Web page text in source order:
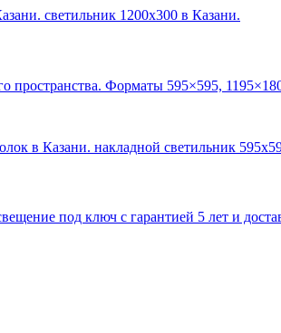
светильник 1200х300 в Казани.
пространства. Форматы 595×595,
в Казани. накладной светильник
под ключ с гарантией 5 лет и